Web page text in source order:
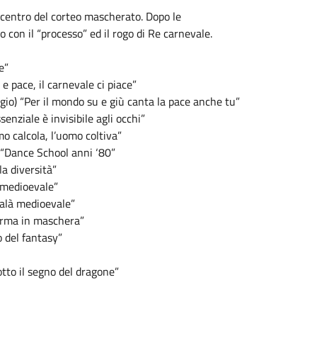
del corteo mascherato. Dopo le
il “processo” ed il rogo di Re carnevale.
pace, il carnevale ci piace”
“Per il mondo su e giù canta la pace anche tu”
è invisibile agli occhi”
calcola, l’uomo coltiva”
School anni ‘80”
diversità”
medioevale”
in maschera”
del fantasy”
il segno del dragone”